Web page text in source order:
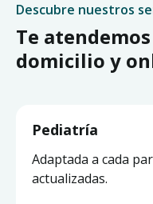
Descubre nuestros
Te
domicilio y
Pediatría
Adaptada a cada
actualizadas.